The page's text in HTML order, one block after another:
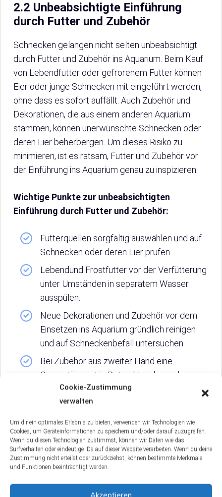
Cookie-Zustimmung
verwalten
Um dir ein optimales Erlebnis zu bieten, verwenden wir Technologien wie
Cookies, um Geräteinformationen zu speichern und/oder darauf zuzugreifen.
Wenn du diesen Technologien zustimmst, können wir Daten wie das
Surfverhalten oder eindeutige IDs auf dieser Website verarbeiten. Wenn du deine
Zustimmung nicht erteilst oder zurückziehst, können bestimmte Merkmale
und Funktionen beeinträchtigt werden.
Akzeptieren
2.2 Unbeabsichtigte Einführung
durch Futter und Zubehör
Schnecken gelangen nicht selten unbeabsichtigt
durch Futter und Zubehör ins Aquarium. Beim Kauf
von Lebendfutter oder gefrorenem Futter können
Eier oder junge Schnecken mit eingeführt werden,
ohne dass es sofort auffällt. Auch Zubehör und
Dekorationen, die aus einem anderen Aquarium
stammen, können unerwünschte Schnecken oder
deren Eier beherbergen. Um dieses Risiko zu
minimieren, ist es ratsam, Futter und Zubehör vor
der Einführung ins Aquarium genau zu inspizieren.
Wichtige Punkte zur unbeabsichtigten
Einführung durch Futter und Zubehör:
Futterquellen sorgfältig auswählen und auf
Schnecken oder deren Eier prüfen.
Lebendund Frostfutter vor der Verfütterung
unter Umständen in separatem Wasser
ausspülen.
Neue Dekorationen und Zubehör vor dem
Einsetzen ins Aquarium gründlich reinigen
und auf Schneckenbefall untersuchen.
Bei Zubehör aus zweiter Hand eine
Quarantänezeit in Betracht ziehen oder eine
Desinfektion durchführen.
Regelmäßige Kontrollen des Aquariums auf
ungewollte Schnecken durchführen, um
frühzeitig eingreifen zu können.
3. Vorbeugende